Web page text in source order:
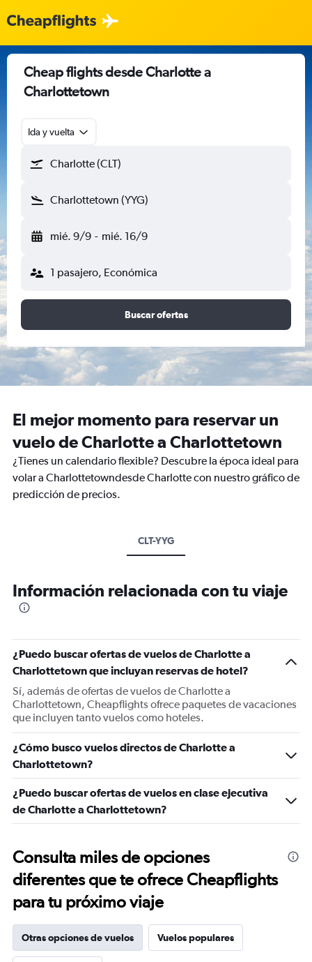
Cheap flights desde Charlotte a
Charlottetown
Ida y vuelta
Charlotte (CLT)
Charlottetown (YYG)
mié. 9/9 - mié. 16/9
1 pasajero, Económica
Buscar ofertas
El mejor momento para reservar un
vuelo de Charlotte a Charlottetown
¿Tienes un calendario flexible? Descubre la época ideal para
volar a Charlottetowndesde Charlotte con nuestro gráfico de
predicción de precios.
CLT-YYG
Información relacionada con tu viaje
¿Puedo buscar ofertas de vuelos de Charlotte a
Charlottetown que incluyan reservas de hotel?
Sí, además de ofertas de vuelos de Charlotte a
Charlottetown, Cheapflights ofrece paquetes de vacaciones
que incluyen tanto vuelos como hoteles.
¿Cómo busco vuelos directos de Charlotte a
Charlottetown?
¿Puedo buscar ofertas de vuelos en clase ejecutiva
de Charlotte a Charlottetown?
Consulta miles de opciones
diferentes que te ofrece Cheapflights
para tu próximo viaje
Otras opciones de vuelos Vuelos populares